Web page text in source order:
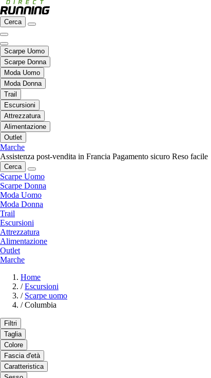
Cerca
Scarpe Uomo
Scarpe Donna
Moda Uomo
Moda Donna
Trail
Escursioni
Attrezzatura
Alimentazione
Outlet
Marche
Assistenza post-vendita in Francia Pagamento sicuro Reso facile
Cerca
Scarpe Uomo
Scarpe Donna
Moda Uomo
Moda Donna
Trail
Escursioni
Attrezzatura
Alimentazione
Outlet
Marche
Home
/ Escursioni
/ Scarpe uomo
/ Columbia
Filtri
Taglia
Colore
Fascia d'età
Caratteristica